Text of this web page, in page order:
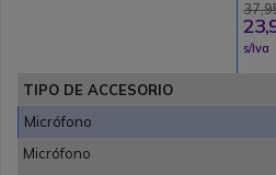
s/Iva
TIPO DE ACCESORIO
Micrófono
Micrófono